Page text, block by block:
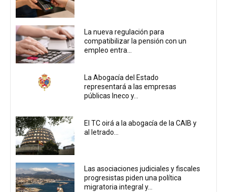
La nueva regulación para
compatibilizar la pensión con un
empleo entra...
La Abogacía del Estado
representará a las empresas
públicas Ineco y...
El TC oirá a la abogacía de la CAIB y
al letrado...
Las asociaciones judiciales y fiscales
progresistas piden una política
migratoria integral y...